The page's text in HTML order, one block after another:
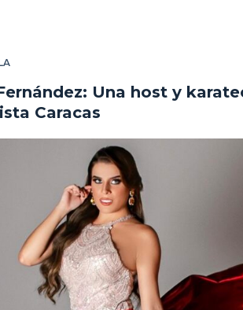
Una host y
Caracas